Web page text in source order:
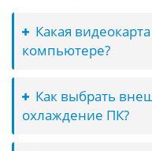
Какая
компьютере?
Как выбрать
охлаждение ПК?